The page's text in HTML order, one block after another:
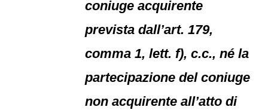
coniuge acquirente
prevista dall’art. 179,
comma 1, lett. f), c.c., né la
partecipazione del coniuge
non acquirente all’atto di